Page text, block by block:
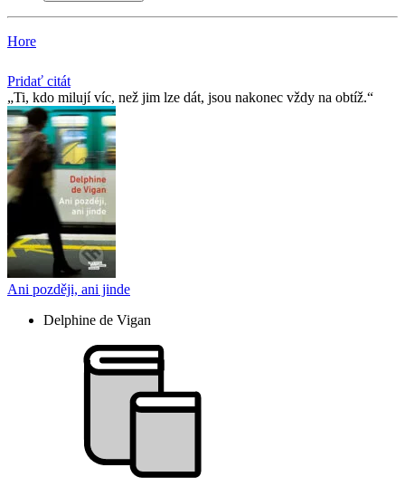
Hore
Pridať citát
Ti, kdo milují víc, než jim lze dát, jsou nakonec vždy na obtíž.
Ani později, ani jinde
Delphine de Vigan